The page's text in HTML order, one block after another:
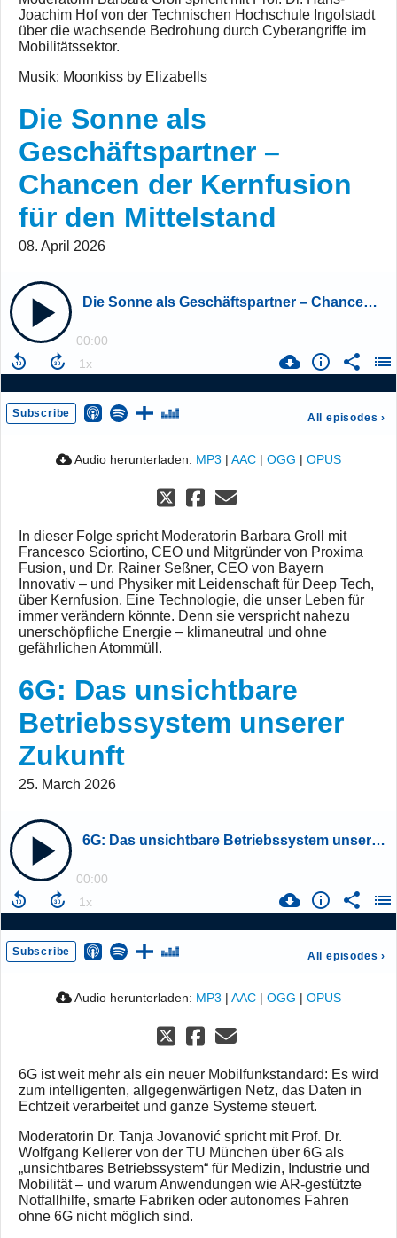
Joachim Hof von der Technischen Hochschule Ingolstadt
über die wachsende Bedrohung durch Cyberangriffe im
Mobilitätssektor.
Musik: Moonkiss by Elizabells
Die Sonne als
Geschäftspartner –
Chancen der Kernfusion
für den Mittelstand
08. April 2026
Die Sonne als Geschäftspartner – Chancen der Kernfusion für den Mittelstand
00:00
Subscribe All episodes ›
Audio herunterladen: MP3 | AAC | OGG | OPUS
In dieser Folge spricht Moderatorin Barbara Groll mit
Francesco Sciortino, CEO und Mitgründer von Proxima
Fusion, und Dr. Rainer Seßner, CEO von Bayern
Innovativ – und Physiker mit Leidenschaft für Deep Tech,
über Kernfusion. Eine Technologie, die unser Leben für
immer verändern könnte. Denn sie verspricht nahezu
unerschöpfliche Energie – klimaneutral und ohne
gefährlichen Atommüll.
6G: Das unsichtbare
Betriebssystem unserer
Zukunft
25. March 2026
6G: Das unsichtbare Betriebssystem unserer Zukunft
00:00
Subscribe All episodes ›
Audio herunterladen: MP3 | AAC | OGG | OPUS
6G ist weit mehr als ein neuer Mobilfunkstandard: Es wird
zum intelligenten, allgegenwärtigen Netz, das Daten in
Echtzeit verarbeitet und ganze Systeme steuert.
Moderatorin Dr. Tanja Jovanović spricht mit Prof. Dr.
Wolfgang Kellerer von der TU München über 6G als
„unsichtbares Betriebssystem“ für Medizin, Industrie und
Mobilität – und warum Anwendungen wie AR-gestützte
Notfallhilfe, smarte Fabriken oder autonomes Fahren
ohne 6G nicht möglich sind.